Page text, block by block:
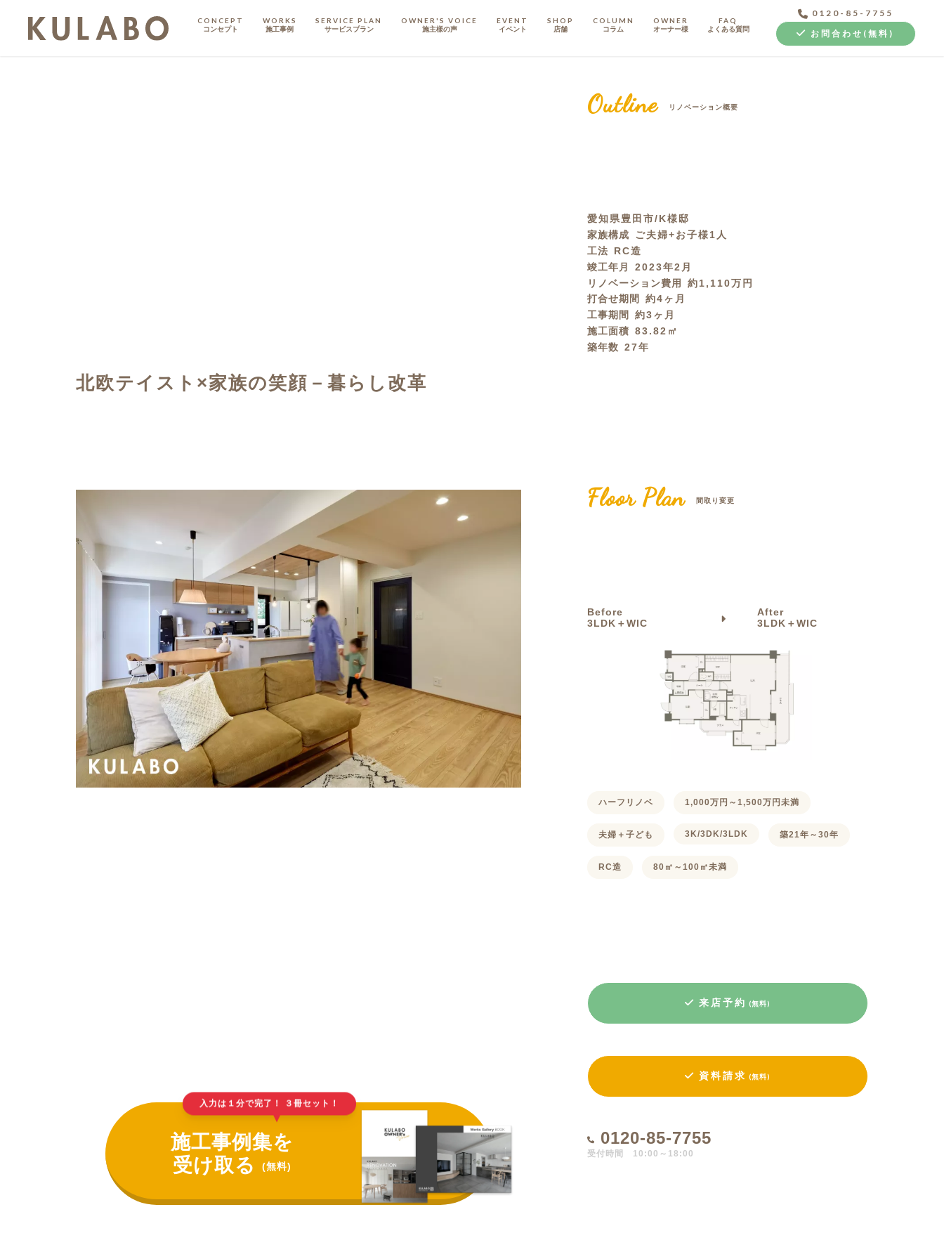
CONCEPT
コンセプト
WORKS
施工事例
SERVICE PLAN
サービスプラン
店舗リノベーション
OWNER'S VOICE
施主樣の声
EVENT
イベント
SHOP
店舗
COLUMN
コラム
OWNER
オーナー様
FAQ
よくある質問
0120-85-7755
お問合わせ(無料)
北欧テイスト×家族の笑顔－暮らし改革
入力は１分で完了！ ３冊セット！
▲
施工事例集を
受け取る(無料)
Outline リノベーション概要
愛知県豊田市/K様邸
家族構成
ご夫婦+お子様1人
工法
RC造
竣工年月
2023年2月
リノベーション費用
約1,110万円
打合せ期間
約4ヶ月
工事期間
約3ヶ月
施工面積 83.82㎡
築年数 27年
Floor Plan 間取り変更
Before
3LDK＋WIC
After
3LDK＋WIC
ハーフリノベ 1,000万円～1,500万円未満
夫婦＋子ども 3K/3DK/3LDK 築21年～30年
RC造 80㎡～100㎡未満
来店予約 (無料)
資料請求 (無料)
0120-85-7755
受付時間 10:00～18:00